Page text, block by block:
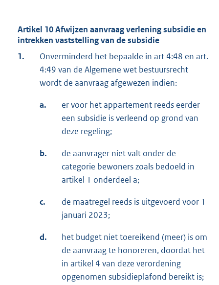
Artikel 10 Afwijzen aanvraag verlening subsidie en
intrekken vaststelling van de subsidie
1.
Onverminderd het bepaalde in art 4:48 en art.
4:49 van de Algemene wet bestuursrecht
wordt de aanvraag afgewezen indien:
a.
er voor het appartement reeds eerder
een subsidie is verleend op grond van
deze regeling;
b.
de aanvrager niet valt onder de
categorie bewoners zoals bedoeld in
artikel 1 onderdeel a;
c.
de maatregel reeds is uitgevoerd voor 1
januari 2023;
d.
het budget niet toereikend (meer) is om
de aanvraag te honoreren, doordat het
in artikel 4 van deze verordening
opgenomen subsidieplafond bereikt is;